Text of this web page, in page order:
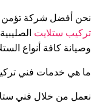
نحن أفضل شركة تؤمن
تركيب ستلايت
وصيانة كافة أنواع
ما هي خدمات فني
نعمل من خلال فني